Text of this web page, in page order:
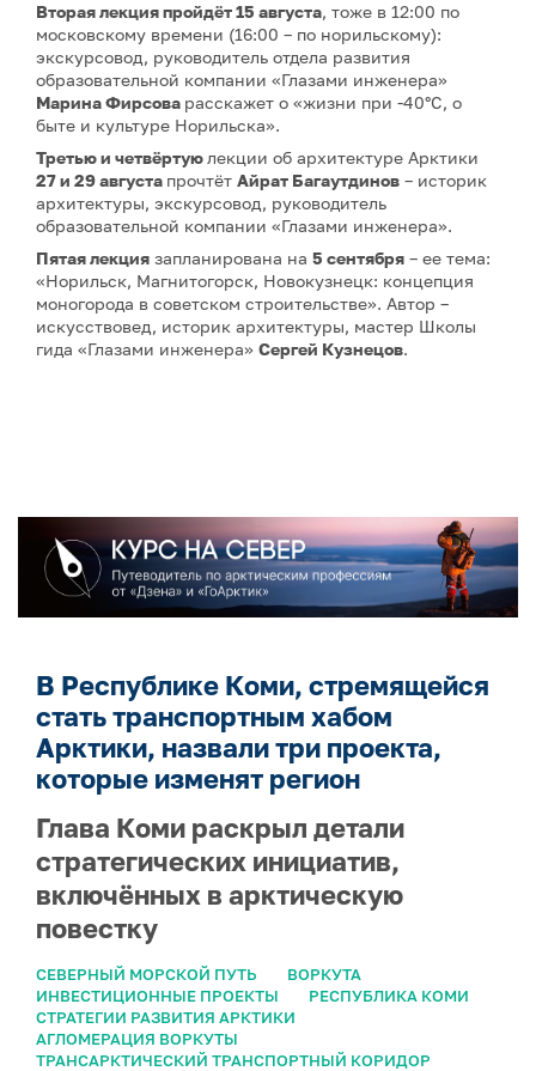
Вторая лекцияпройдёт 15 августа, тоже в 12:00 по
московскому времени (16:00 – по норильскому):
экскурсовод, руководитель отдела развития
образовательной компании «Глазами инженера»
Марина Фирсова расскажет о «жизни при -40°C, о
быте и культуре Норильска».
Третью и четвёртуюлекции об архитектуре Арктики
27 и 29 августа прочтёт Айрат Багаутдинов – историк
архитектуры, экскурсовод, руководитель
образовательной компании «Глазами инженера».
Пятая лекция запланирована на 5 сентября – ее тема:
«Норильск, Магнитогорск, Новокузнецк: концепция
моногорода в советском строительстве». Автор –
искусствовед, историк архитектуры, мастер Школы
гида «Глазами инженера» Сергей Кузнецов.
В Республике Коми, стремящейся
стать транспортным хабом
Арктики, назвали три проекта,
которые изменят регион
Глава Коми раскрыл детали
стратегических инициатив,
включённых в арктическую
повестку
СЕВЕРНЫЙ МОРСКОЙ ПУТЬ
ВОРКУТА
ИНВЕСТИЦИОННЫЕ ПРОЕКТЫ
РЕСПУБЛИКА КОМИ
СТРАТЕГИИ РАЗВИТИЯ АРКТИКИ
АГЛОМЕРАЦИЯ ВОРКУТЫ
ТРАНСАРКТИЧЕСКИЙ ТРАНСПОРТНЫЙ КОРИДОР